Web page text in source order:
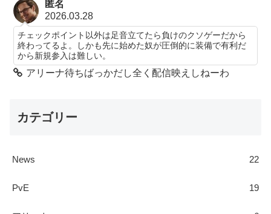
匿名
2026.03.28
チェックポイント以外は足音立てたら負けのクソゲーだから
終わってるよ。しかも先に始めた奴が圧倒的に装備で有利だ
から新規参入は難しい。
アリーナ待ちばっかだし全く配信映えしねーわ
カテゴリー
News 22
PvE 19